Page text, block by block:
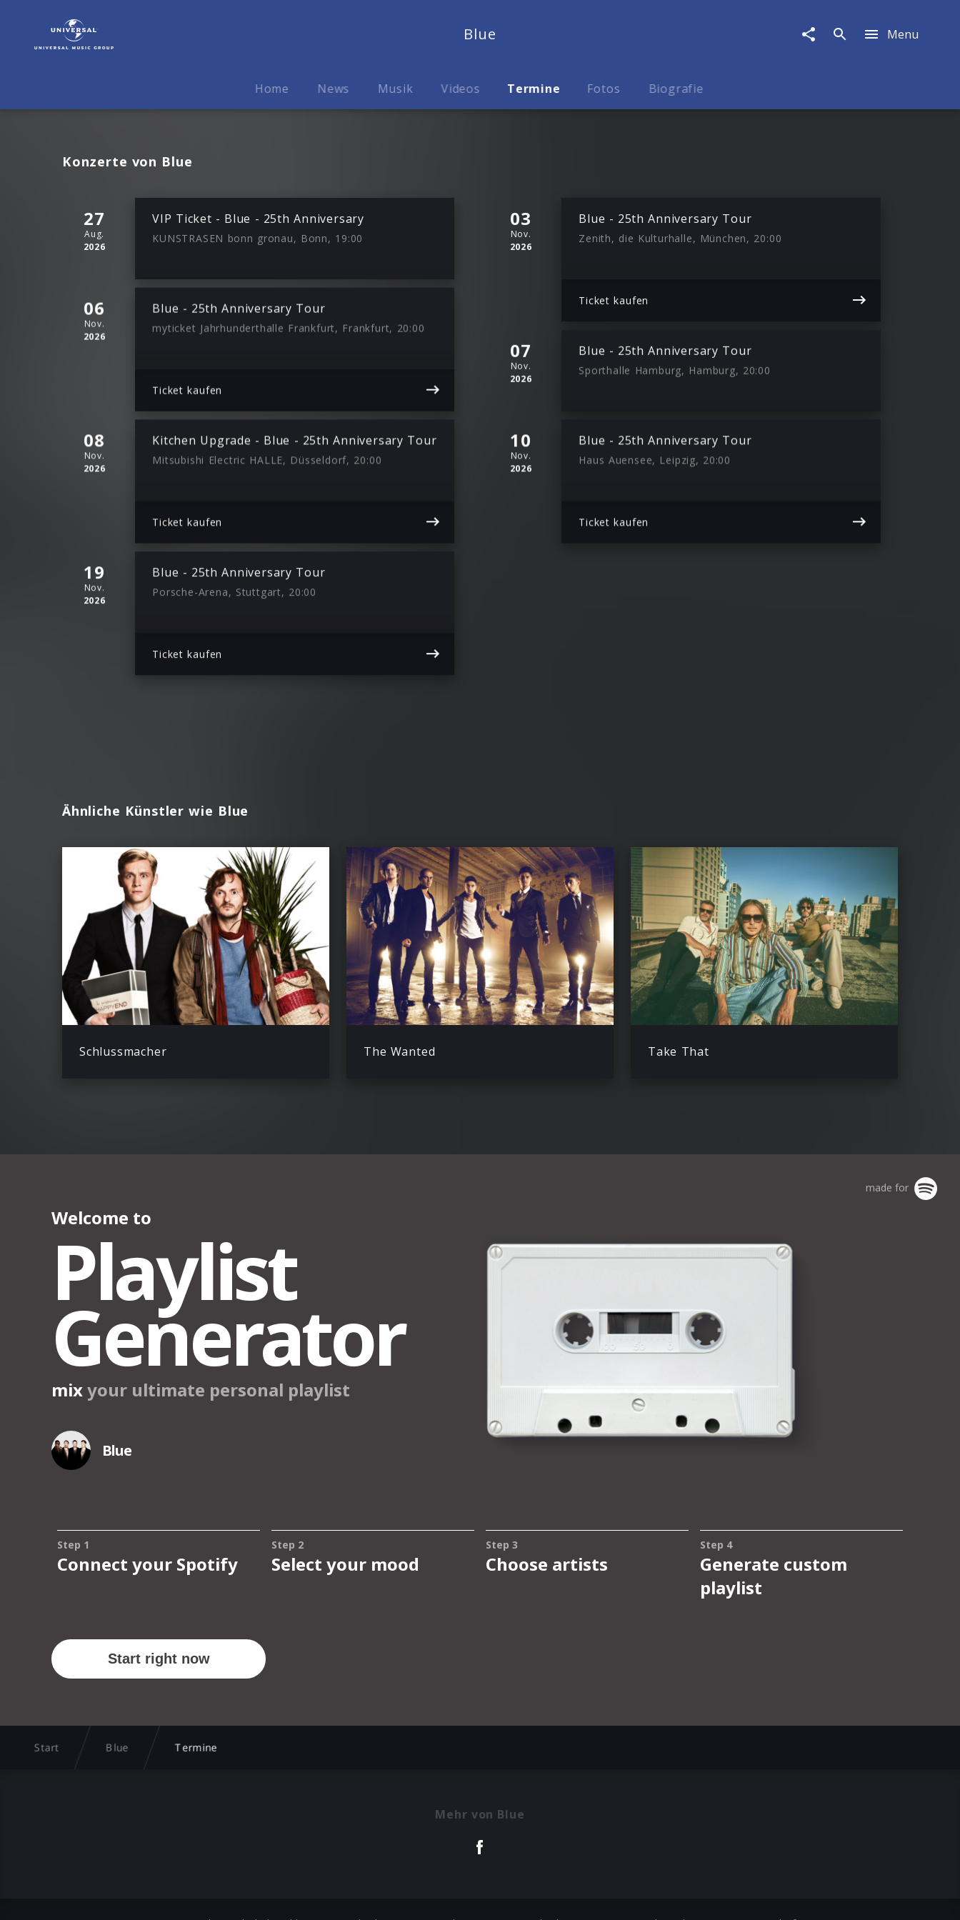
Termine
Blue Menu
Home News Musik Videos Termine Fotos Biografie
Konzerte von Blue
27
Aug.
2026
VIP Ticket - Blue - 25th Anniversary
KUNSTRASEN bonn gronau, Bonn, 19:00
03
Nov.
2026
Blue - 25th Anniversary Tour
Zenith, die Kulturhalle, München, 20:00
Ticket kaufen
06
Nov.
2026
Blue - 25th Anniversary Tour
myticket Jahrhunderthalle Frankfurt, Frankfurt, 20:00
Ticket kaufen
07
Nov.
2026
Blue - 25th Anniversary Tour
Sporthalle Hamburg, Hamburg, 20:00
08
Nov.
2026
Kitchen Upgrade - Blue - 25th Anniversary Tour
Mitsubishi Electric HALLE, Düsseldorf, 20:00
Ticket kaufen
10
Nov.
2026
Blue - 25th Anniversary Tour
Haus Auensee, Leipzig, 20:00
Ticket kaufen
19
Nov.
2026
Blue - 25th Anniversary Tour
Porsche-Arena, Stuttgart, 20:00
Ticket kaufen
Ähnliche Künstler wie Blue
Schlussmacher The Wanted Take That
Start Blue Termine
Mehr von Blue